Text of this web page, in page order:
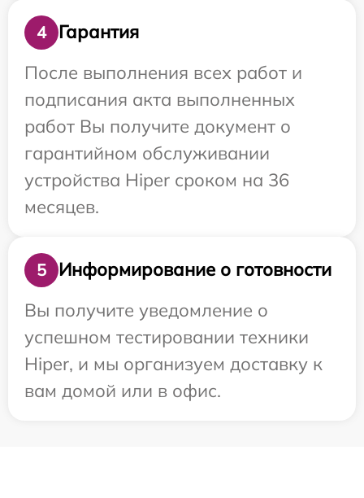
4
Гарантия
После выполнения всех работ и
подписания акта выполненных
работ Вы получите документ о
гарантийном обслуживании
устройства Hiper сроком на 36
месяцев.
5
Информирование о готовности
Вы получите уведомление о
успешном тестировании техники
Hiper, и мы организуем доставку к
вам домой или в офис.